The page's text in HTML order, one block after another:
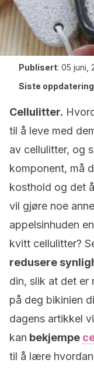
Publisert: 05 juni,
Siste
Cellulitter.
til å leve med
av cellulitter, og
komponent, må
kosthold og det
vil gjøre noe
appelsinhuden
kvitt cellulitter?
redusere
din, slik at det er
på deg bikinien
dagens artikkel
kan bekjempe
til å lære